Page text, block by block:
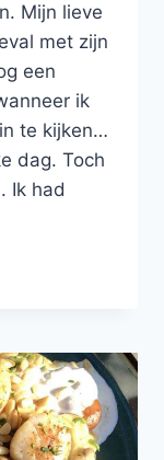
Mijn lieve
met zijn
een
ik
te kijken…
dag. Toch
Ik had